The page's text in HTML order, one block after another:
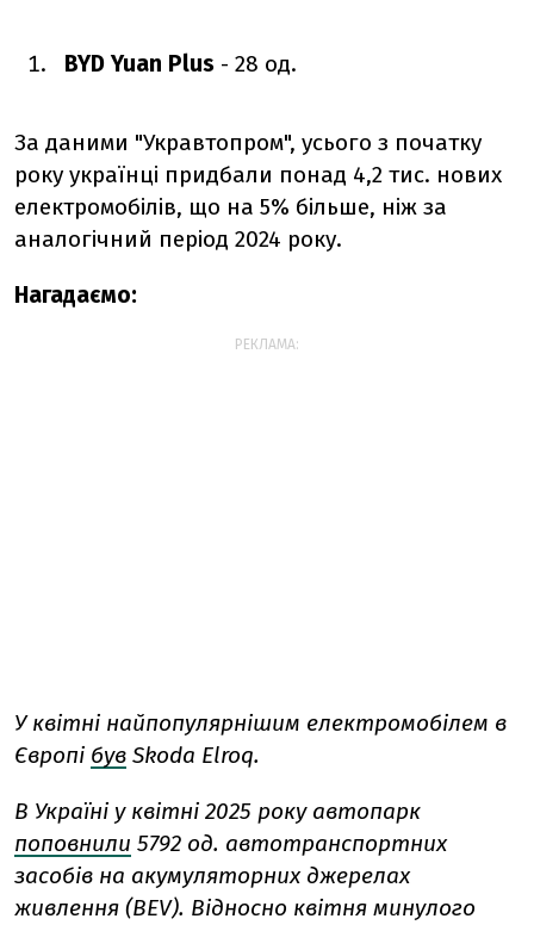
BYD Yuan Plus - 28 од.
За даними "Укравтопром", усього з початку
року українці придбали понад 4,2 тис. нових
електромобілів, що на 5% більше, ніж за
аналогічний період 2024 року.
Нагадаємо:
РЕКЛАМА:
У квітні найпопулярнішим електромобілем в
Європі був Skoda Elroq.
В Україні у квітні 2025 року автопарк
поповнили 5792 од. автотранспортних
засобів на акумуляторних джерелах
живлення (BEV). Відносно квітня минулого